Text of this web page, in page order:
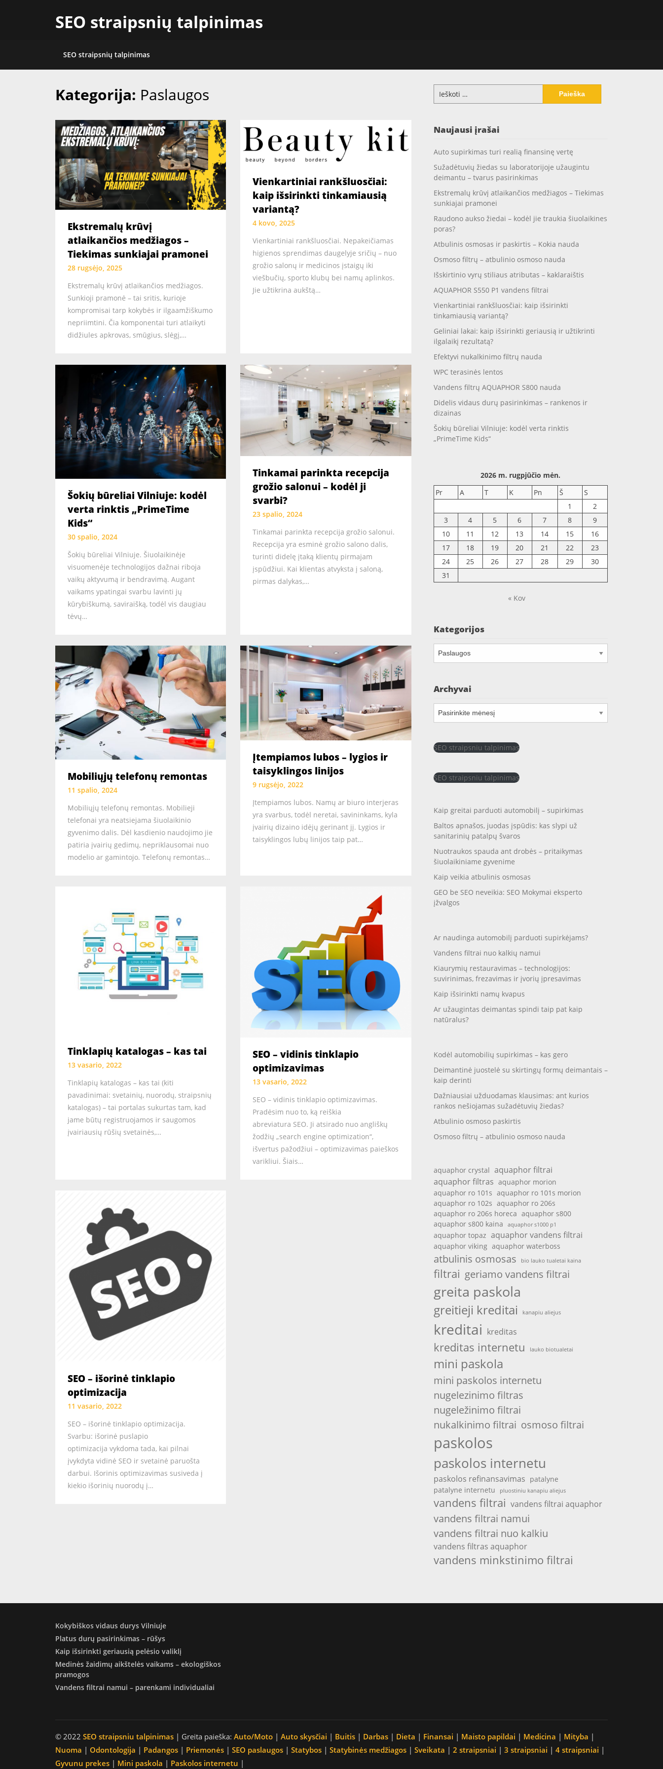
SEO straipsnių talpinimas
SEO straipsnių talpinimas
Kategorija: Paslaugos
Ekstremalų krūvį
atlaikančios medžiagos –
Tiekimas sunkiajai pramonei
28 rugsėjo, 2025
Ekstremalų krūvį atlaikančios medžiagos.
Sunkioji pramonė – tai sritis, kurioje
kompromisai tarp kokybės ir ilgaamžiškumo
nepriimtini. Čia komponentai turi atlaikyti
didžiules apkrovas, smūgius, slėgį,…
Vienkartiniai rankšluosčiai:
kaip išsirinkti tinkamiausią
variantą?
4 kovo, 2025
Vienkartiniai rankšluosčiai. Nepakeičiamas
higienos sprendimas daugelyje sričių – nuo
grožio salonų ir medicinos įstaigų iki
viešbučių, sporto klubų bei namų aplinkos.
Jie užtikrina aukštą…
Šokių būreliai Vilniuje: kodėl
verta rinktis „PrimeTime
Kids“
30 spalio, 2024
Šokių būreliai Vilniuje. Šiuolaikinėje
visuomenėje technologijos dažnai riboja
vaikų aktyvumą ir bendravimą. Augant
vaikams ypatingai svarbu lavinti jų
kūrybiškumą, saviraišką, todėl vis daugiau
tėvų…
Tinkamai parinkta recepcija
grožio salonui – kodėl ji
svarbi?
23 spalio, 2024
Tinkamai parinkta recepcija grožio salonui.
Recepcija yra esminė grožio salono dalis,
turinti didelę įtaką klientų pirmajam
įspūdžiui. Kai klientas atvyksta į saloną,
pirmas dalykas,…
Mobiliųjų telefonų remontas
11 spalio, 2024
Mobiliųjų telefonų remontas. Mobilieji
telefonai yra neatsiejama šiuolaikinio
gyvenimo dalis. Dėl kasdienio naudojimo jie
patiria įvairių gedimų, nepriklausomai nuo
modelio ar gamintojo. Telefonų remontas…
Įtempiamos lubos – lygios ir
taisyklingos linijos
9 rugsėjo, 2022
Įtempiamos lubos. Namų ar biuro interjeras
yra svarbus, todėl neretai, savininkams, kyla
įvairių dizaino idėjų gerinant jį. Lygios ir
taisyklingos lubų linijos taip pat…
Tinklapių katalogas – kas tai
13 vasario, 2022
Tinklapių katalogas – kas tai (kiti
pavadinimai: svetainių, nuorodų, straipsnių
katalogas) – tai portalas sukurtas tam, kad
jame būtų registruojamos ir saugomos
įvairiausių rūšių svetainės,…
SEO – vidinis tinklapio
optimizavimas
13 vasario, 2022
SEO – vidinis tinklapio optimizavimas.
Pradėsim nuo to, ką reiškia
abreviatura SEO. Ji atsirado nuo angliškų
žodžių „search engine optimization“,
išvertus pažodžiui – optimizavimas paieškos
varikliui. Šiais…
SEO – išorinė tinklapio
optimizacija
11 vasario, 2022
SEO – išorinė tinklapio optimizacija.
Svarbu: išorinė puslapio
optimizacija vykdoma tada, kai pilnai
įvykdyta vidinė SEO ir svetainė paruošta
darbui. Išorinis optimizavimas susiveda į
kiekio išorinių nuorodų į…
Ieškoti:
Naujausi įrašai
Auto supirkimas turi realią finansinę vertę
Sužadėtuvių žiedas su laboratorijoje užaugintu
deimantu – tvarus pasirinkimas
Ekstremalų krūvį atlaikančios medžiagos – Tiekimas
sunkiajai pramonei
Raudono aukso žiedai – kodėl jie traukia šiuolaikines
poras?
Atbulinis osmosas ir paskirtis – Kokia nauda
Osmoso filtrų – atbulinio osmoso nauda
Išskirtinio vyrų stiliaus atributas – kaklaraištis
AQUAPHOR S550 P1 vandens filtrai
Vienkartiniai rankšluosčiai: kaip išsirinkti
tinkamiausią variantą?
Geliniai lakai: kaip išsirinkti geriausią ir užtikrinti
ilgalaikį rezultatą?
Efektyvi nukalkinimo filtrų nauda
WPC terasinės lentos
Vandens filtrų AQUAPHOR S800 nauda
Didelis vidaus durų pasirinkimas – rankenos ir
dizainas
Šokių būreliai Vilniuje: kodėl verta rinktis
„PrimeTime Kids“
2026 m. rugpjūčio mėn.
Pr
A T K Pn Š
S
1
2
3
4 5 6 7 8
9
10
11 12 13 14 15
16
17
18 19 20 21 22
23
24
25 26 27 28 29
30
31
« Kov
Kategorijos
Kategorijos
Archyvai
Archyvai
SEO straipsniu talpinimas
SEO straipsniu talpinimas
Kaip greitai parduoti automobilį – supirkimas
Baltos apnašos, juodas įspūdis: kas slypi už
sanitarinių patalpų švaros
Nuotraukos spauda ant drobės – pritaikymas
šiuolaikiniame gyvenime
Kaip veikia atbulinis osmosas
GEO be SEO neveikia: SEO Mokymai eksperto
įžvalgos
Ar naudinga automobilį parduoti supirkėjams?
Vandens filtrai nuo kalkių namui
Kiaurymių restauravimas – technologijos:
suvirinimas, frezavimas ir įvorių įpresavimas
Kaip išsirinkti namų kvapus
Ar užaugintas deimantas spindi taip pat kaip
natūralus?
Kodėl automobilių supirkimas – kas gero
Deimantinė juostelė su skirtingų formų deimantais –
kaip derinti
Dažniausiai užduodamas klausimas: ant kurios
rankos nešiojamas sužadėtuvių žiedas?
Atbulinio osmoso paskirtis
Osmoso filtrų – atbulinio osmoso nauda
aquaphor crystal aquaphor filtrai
aquaphor filtras aquaphor morion
aquaphor ro 101s aquaphor ro 101s morion
aquaphor ro 102s aquaphor ro 206s
aquaphor ro 206s horeca aquaphor s800
aquaphor s800 kaina
aquaphor s1000 p1
aquaphor topaz aquaphor vandens filtrai
aquaphor viking aquaphor waterboss
atbulinis osmosas bio lauko tualetai kaina
filtrai geriamo vandens filtrai
greita paskola
greitieji kreditai kanapiu aliejus
kreditai kreditas
kreditas internetu lauko biotualetai
mini paskola
mini paskolos internetu
nugelezinimo filtras
nugeležinimo filtrai
nukalkinimo filtrai osmoso filtrai
paskolos
paskolos internetu
paskolos refinansavimas patalyne
patalyne internetu
pluostiniu kanapiu aliejus
vandens filtrai vandens filtrai aquaphor
vandens filtrai namui
vandens filtrai nuo kalkiu
vandens filtras aquaphor
vandens minkstinimo filtrai
Kokybiškos vidaus durys Vilniuje
Platus durų pasirinkimas – rūšys
Kaip išsirinkti geriausią pelėsio valiklį
Medinės žaidimų aikštelės vaikams – ekologiškos
pramogos
Vandens filtrai namui – parenkami individualiai
© 2022 SEO straipsniu talpinimas | Greita paieška: Auto/Moto | Auto skysčiai | Buitis | Darbas | Dieta | Finansai | Maisto papildai | Medicina | Mityba |
Nuoma | Odontologija | Padangos | Priemonės | SEO paslaugos | Statybos | Statybinės medžiagos | Sveikata | 2 straipsniai | 3 straipsniai | 4 straipsniai |
Gyvunu prekes | Mini paskola | Paskolos internetu |